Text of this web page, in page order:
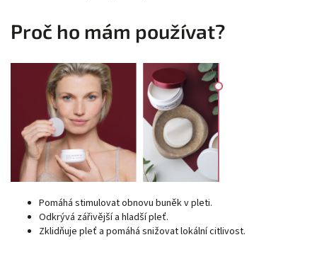
Proč ho mám používat?
Pomáhá stimulovat obnovu buněk v pleti.
Odkrývá zářivější a hladší pleť.
Zklidňuje pleť a pomáhá snižovat lokální citlivost.